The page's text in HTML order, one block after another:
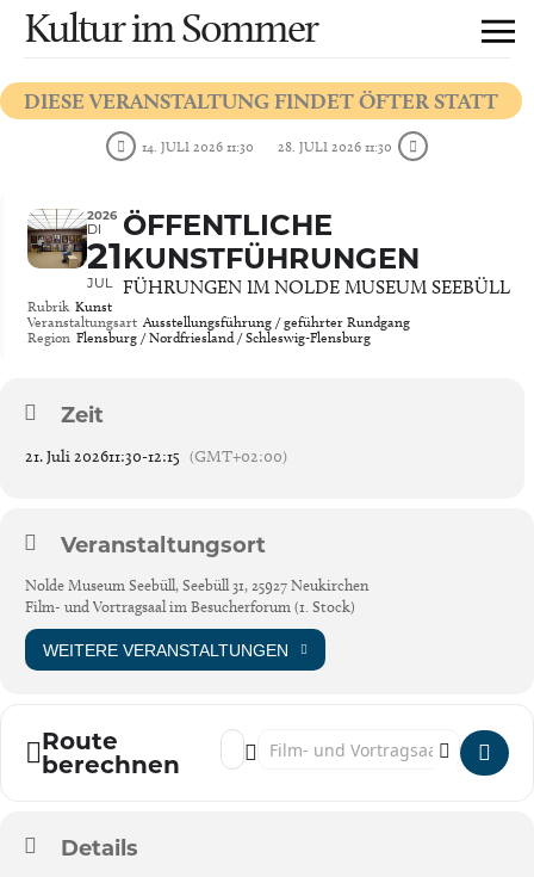
Kultur im Sommer
DIESE VERANSTALTUNG FINDET ÖFTER STATT
14. JULI 2026 11:30 28. JULI 2026 11:30
2026
DI
21
JUL
ÖFFENTLICHE
KUNSTFÜHRUNGEN
FÜHRUNGEN IM NOLDE MUSEUM SEEBÜLL
Rubrik Kunst
Veranstaltungsart Ausstellungsführung / geführter Rundgang
Region Flensburg / Nordfriesland / Schleswig-Flensburg
Zeit
21. Juli 202611:30-12:15 (GMT+02:00)
Veranstaltungsort
Nolde Museum Seebüll, Seebüll 31, 25927 Neukirchen
Film- und Vortragsaal im Besucherforum (1. Stock)
WEITERE VERANSTALTUNGEN
Route
berechnen
Address - Öffentliche Kunstführungen
Destination Address - Öffentliche
Details